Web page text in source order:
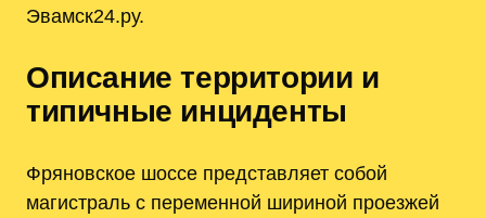
Эвамск24.ру.
Описание территории и
типичные инциденты
Фряновское шоссе представляет собой
магистраль с переменной шириной проезжей